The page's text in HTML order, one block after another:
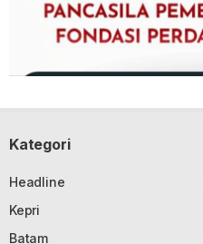
Kategori
Headline
Kepri
Batam